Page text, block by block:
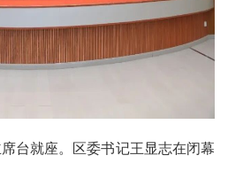
就座。区委书记王显志在闭幕